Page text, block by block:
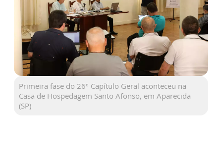
Primeira fase do 26º Capítulo Geral aconteceu na
Casa de Hospedagem Santo Afonso, em Aparecida
(SP)